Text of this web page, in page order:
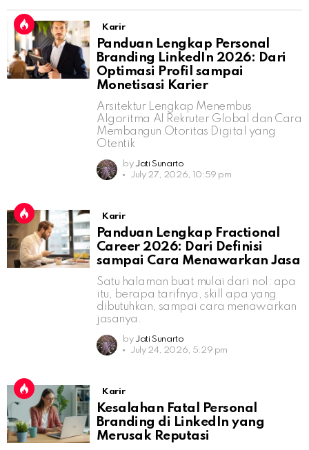
Karir
Panduan Lengkap Personal
Branding LinkedIn 2026: Dari
Optimasi Profil sampai
Monetisasi Karier
Arsitektur Lengkap Menembus
Algoritma AI Rekruter Global dan Cara
Membangun Otoritas Digital yang
Otentik
by Jati Sunarto
July 27, 2026, 10:59 pm
Karir
Panduan Lengkap Fractional
Career 2026: Dari Definisi
sampai Cara Menawarkan Jasa
Satu halaman buat mulai dari nol: apa
itu, berapa tarifnya, skill apa yang
dibutuhkan, sampai cara menawarkan
jasanya.
by Jati Sunarto
July 24, 2026, 5:29 pm
Karir
Kesalahan Fatal Personal
Branding di LinkedIn yang
Merusak Reputasi